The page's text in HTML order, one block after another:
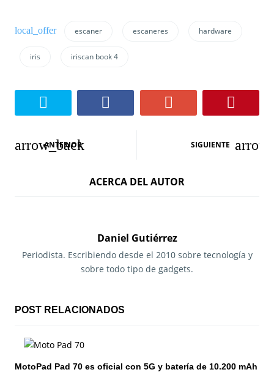
escaner escaneres hardware
iris iriscan book 4
N
a
i
n
ANTERIOR SIGUIENTE
ACERCA DEL AUTOR
Daniel Gutiérrez
Periodista. Escribiendo desde el 2010 sobre tecnología y
sobre todo tipo de gadgets.
POST RELACIONADOS
MotoPad Pad 70 es oficial con 5G y batería de 10.200 mAh